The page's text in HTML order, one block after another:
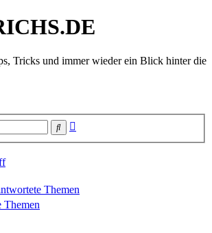
Tricks und immer wieder ein Blick hinter die
Suche
Themen
Themen